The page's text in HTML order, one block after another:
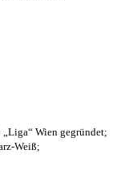
Wien gegründet;
Weiß;